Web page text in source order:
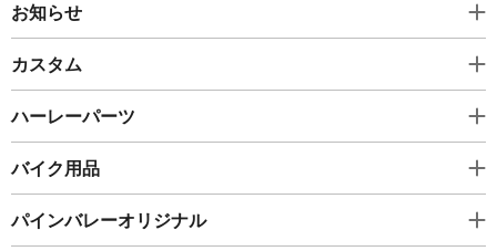
お知らせ
カスタム
ハーレーパーツ
バイク用品
パインバレーオリジナル